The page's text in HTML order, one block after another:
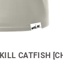
CATFISH